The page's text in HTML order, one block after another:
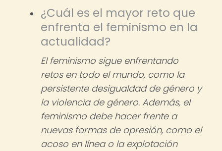
¿Cuál es el mayor reto que
enfrenta el feminismo en la
actualidad?
El feminismo sigue enfrentando
retos en todo el mundo, como la
persistente desigualdad de género y
la violencia de género. Además, el
feminismo debe hacer frente a
nuevas formas de opresión, como el
acoso en línea o la explotación